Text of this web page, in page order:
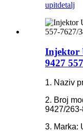
upitdetalj
Injektor
9427
1. Naziv
2. Broj
9427/
3. Marka: